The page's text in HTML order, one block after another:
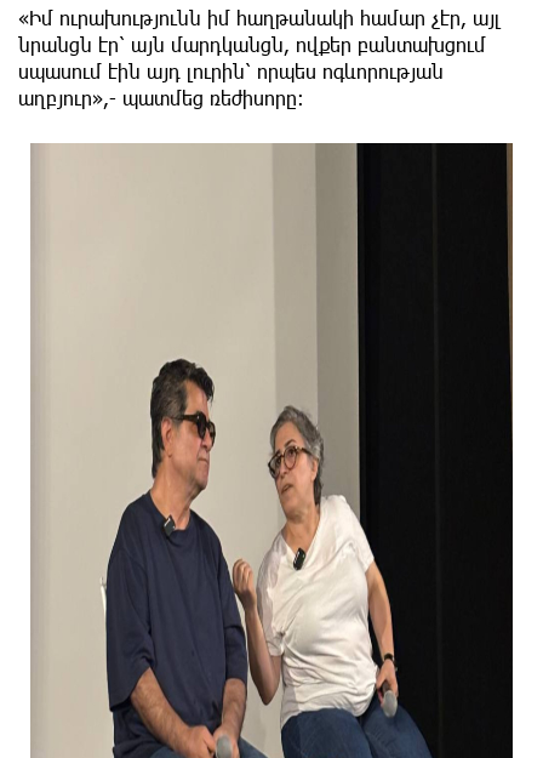
«Իմ ուրախությունն իմ հաղթանակի համար չէր, այլ
նրանցն էր՝ այն մարդկանցն, ովքեր բանտախցում
սպասում էին այդ լուրին՝ որպես ոգևորության
աղբյուր»,- պատմեց ռեժիսորը։